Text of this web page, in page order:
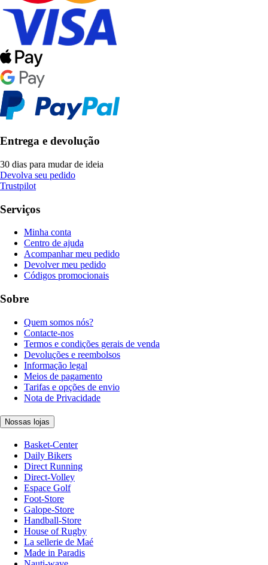
Entrega e devolução
30 dias para mudar de ideia
Devolva seu pedido
Trustpilot
Serviços
Minha conta
Centro de ajuda
Acompanhar meu pedido
Devolver meu pedido
Códigos promocionais
Sobre
Quem somos nós?
Contacte-nos
Termos e condições gerais de venda
Devoluções e reembolsos
Informação legal
Meios de pagamento
Tarifas e opções de envio
Nota de Privacidade
Nossas lojas
Basket-Center
Daily Bikers
Direct Running
Direct-Volley
Espace Golf
Foot-Store
Galope-Store
Handball-Store
House of Rugby
La sellerie de Maé
Made in Paradis